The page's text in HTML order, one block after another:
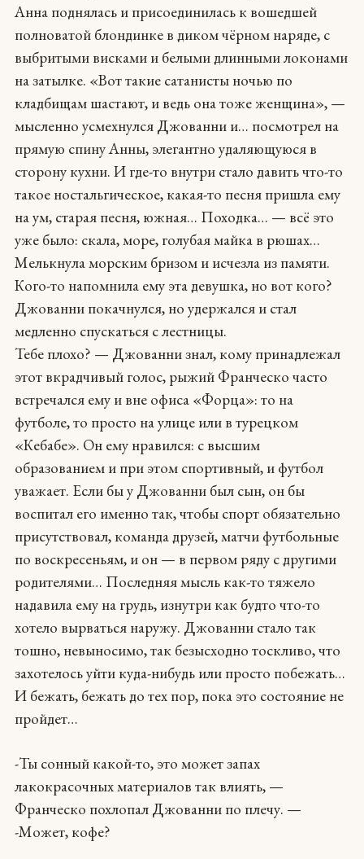
Анна поднялась и присоединилась к вошедшей
полноватой блондинке в диком чёрном наряде, с
выбритыми висками и белыми длинными локонами
на затылке. «Вот такие сатанисты ночью по
кладбищам шастают, и ведь она тоже женщина», —
мысленно усмехнулся Джованни и… посмотрел на
прямую спину Анны, элегантно удаляющуюся в
сторону кухни. И где-то внутри стало давить что-то
такое ностальгическое, какая-то песня пришла ему
на ум, старая песня, южная… Походка… — всё это
уже было: скала, море, голубая майка в рюшах…
Мелькнула морским бризом и исчезла из памяти.
Кого-то напомнила ему эта девушка, но вот кого?
Джованни покачнулся, но удержался и стал
медленно спускаться с лестницы.
Тебе плохо? — Джованни знал, кому принадлежал
этот вкрадчивый голос, рыжий Франческо часто
встречался ему и вне офиса «Форца»: то на
футболе, то просто на улице или в турецком
«Кебабе». Он ему нравился: с высшим
образованием и при этом спортивный, и футбол
уважает. Если бы у Джованни был сын, он бы
воспитал его именно так, чтобы спорт обязательно
присутствовал, команда друзей, матчи футбольные
по воскресеньям, и он — в первом ряду с другими
родителями… Последняя мысль как-то тяжело
надавила ему на грудь, изнутри как будто что-то
хотело вырваться наружу. Джованни стало так
тошно, невыносимо, так безысходно тоскливо, что
захотелось уйти куда-нибудь или просто побежать…
И бежать, бежать до тех пор, пока это состояние не
пройдет…
-Ты сонный какой-то, это может запах
лакокрасочных материалов так влиять, —
Франческо похлопал Джованни по плечу. —
-Может, кофе?